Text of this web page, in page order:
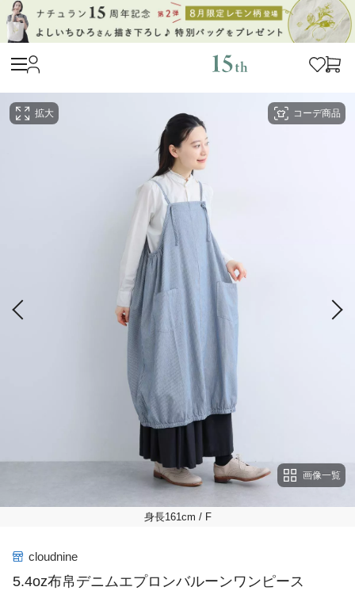
コーデ商品
拡大
画像一覧
身長161cm / F
cloudnine
5.4oz布帛デニムエプロンバルーンワンピース